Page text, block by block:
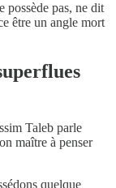
possède pas, ne dit
être un angle mort
Taleb parle
maître à penser
quelque